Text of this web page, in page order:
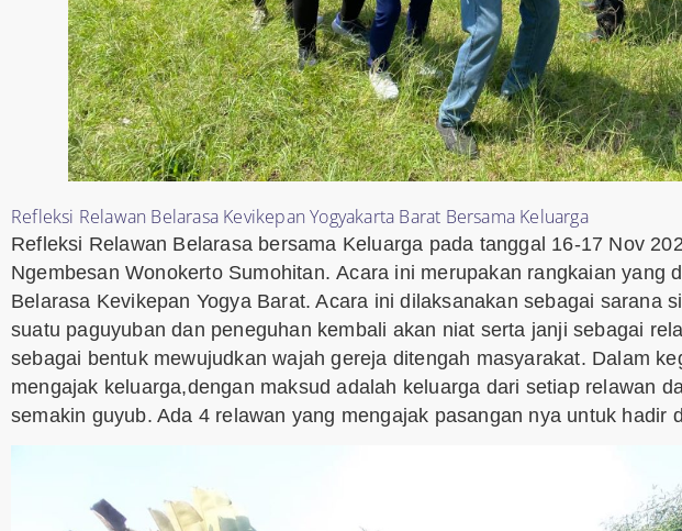
Refleksi Relawan Belarasa Kevikepan Yogyakarta Barat Bersama Keluarga
Refleksi Relawan Belarasa bersama Keluarga pada tanggal 16-17 Nov
Ngembesan Wonokerto Sumohitan. Acara ini merupakan rangkaian yang
Belarasa Kevikepan Yogya Barat. Acara ini dilaksanakan sebagai sarana
suatu paguyuban dan peneguhan kembali akan niat serta janji sebagai
sebagai bentuk mewujudkan wajah gereja ditengah masyarakat. Dalam
mengajak keluarga,dengan maksud adalah keluarga dari setiap relawan
semakin guyub. Ada 4 relawan yang mengajak pasangan nya untuk hadir